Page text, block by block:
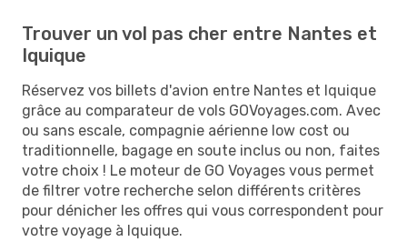
Trouver un vol pas cher entre Nantes et
Iquique
Réservez vos billets d'avion entre Nantes et Iquique
grâce au comparateur de vols GOVoyages.com. Avec
ou sans escale, compagnie aérienne low cost ou
traditionnelle, bagage en soute inclus ou non, faites
votre choix ! Le moteur de GO Voyages vous permet
de filtrer votre recherche selon différents critères
pour dénicher les offres qui vous correspondent pour
votre voyage à Iquique.